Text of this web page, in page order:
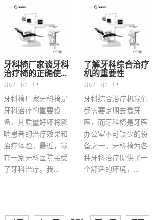
牙科椅厂家谈牙科
治疗椅的正确使...
2024 - 07 - 12
牙科椅厂家牙科椅是
牙科治疗的重要设
备，其质量好坏将影
响患者的治疗效果和
治疗体验。最近，我
在一家牙科医院接受
了牙科治疗。我...
了解牙科综合治疗
机的重要性
2024 - 07 - 12
牙科综合治疗机我们
都需要定期去看牙
医，而牙科椅是牙医
办公室不可缺少的设
备之一。牙科椅为各
种牙科治疗提供了一
个舒适的环境，...